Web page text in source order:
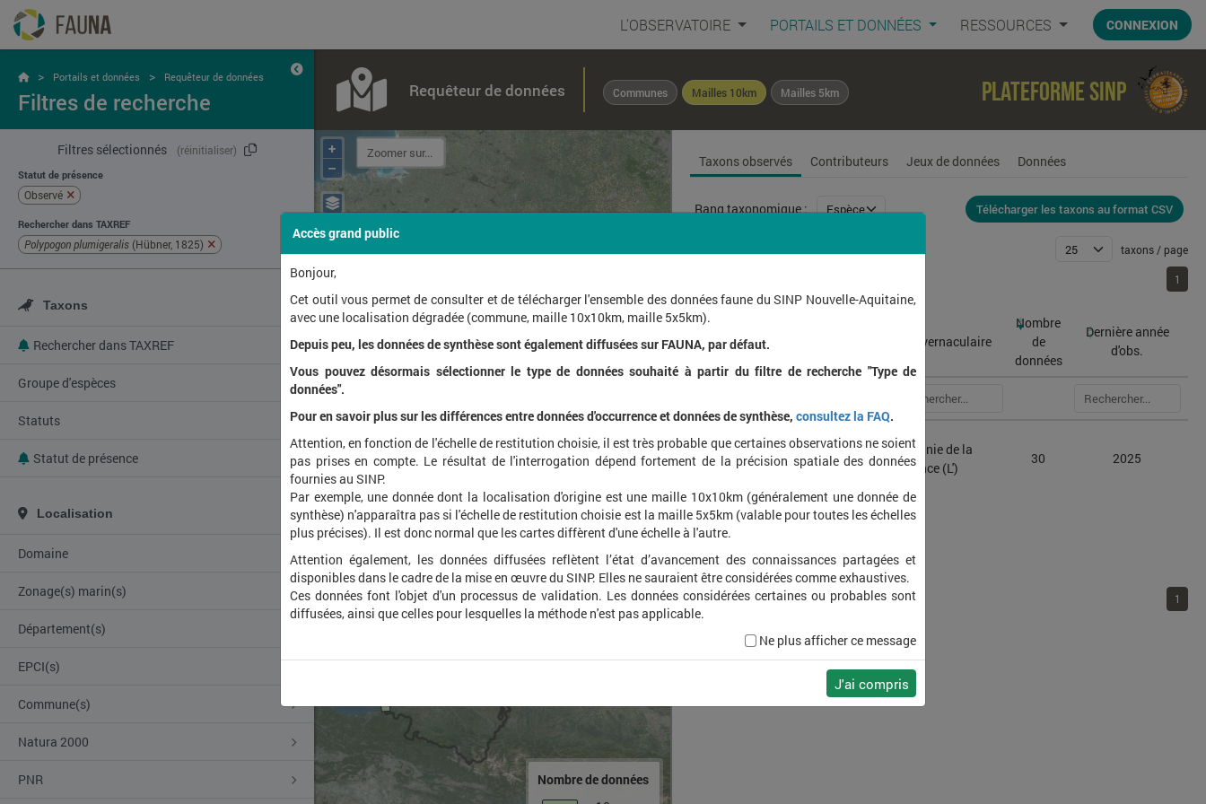
L'OBSERVATOIRE PORTAILS ET DONNÉES RESSOURCES CONNEXION
> Portails et données > Requêteur de données
Filtres de recherche
Filtres sélectionnés (réinitialiser)
Statut de présence
Observé
Rechercher dans TAXREF
Polypogon plumigeralis (Hübner, 1825)
Taxons
Rechercher dans TAXREF
Groupe d'espèces
Statuts
Statut de présence
Localisation
Domaine
Zonage(s) marin(s)
Département(s)
EPCI(s)
Commune(s)
Natura 2000
PNR
Requêteur de données Communes Mailles 10km Mailles 5km Plateforme SINP
+
–
Nombre de données
Taxons observés Contributeurs Jeux de données Données
Rang taxonomique : Télécharger les taxons au format CSV
taxons / page
1
Nom vernaculaire
Nombre
de
données
Dernière année
d'obs.
Polypogon
plumigeralis
Herminie de la
Garance (L')
30 2025
1
Accès grand public
Bonjour,
Cet outil vous permet de consulter et de télécharger l'ensemble des données faune du SINP Nouvelle-Aquitaine,
avec une localisation dégradée (commune, maille 10x10km, maille 5x5km).
Depuis peu, les données de synthèse sont également diffusées sur FAUNA, par défaut.
Vous pouvez désormais sélectionner le type de données souhaité à partir du filtre de recherche "Type de
données".
Pour en savoir plus sur les différences entre données d'occurrence et données de synthèse, consultez la FAQ.
Attention, en fonction de l'échelle de restitution choisie, il est très probable que certaines observations ne soient
pas prises en compte. Le résultat de l'interrogation dépend fortement de la précision spatiale des données
fournies au SINP.
Par exemple, une donnée dont la localisation d'origine est une maille 10x10km (généralement une donnée de
synthèse) n'apparaîtra pas si l'échelle de restitution choisie est la maille 5x5km (valable pour toutes les échelles
plus précises). Il est donc normal que les cartes diffèrent d'une échelle à l'autre.
Attention également, les données diffusées reflètent l’état d’avancement des connaissances partagées et
disponibles dans le cadre de la mise en œuvre du SINP. Elles ne sauraient être considérées comme exhaustives.
Ces données font l'objet d'un processus de validation. Les données considérées certaines ou probables sont
diffusées, ainsi que celles pour lesquelles la méthode n'est pas applicable.
Ne plus afficher ce message
J'ai compris